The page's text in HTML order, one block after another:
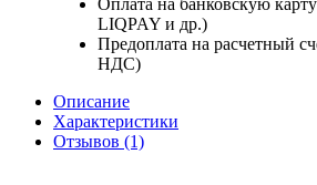
LIQPAY и др.)
Предоплата на расчетный
НДС)
Описание
Характеристики
Отзывов (1)